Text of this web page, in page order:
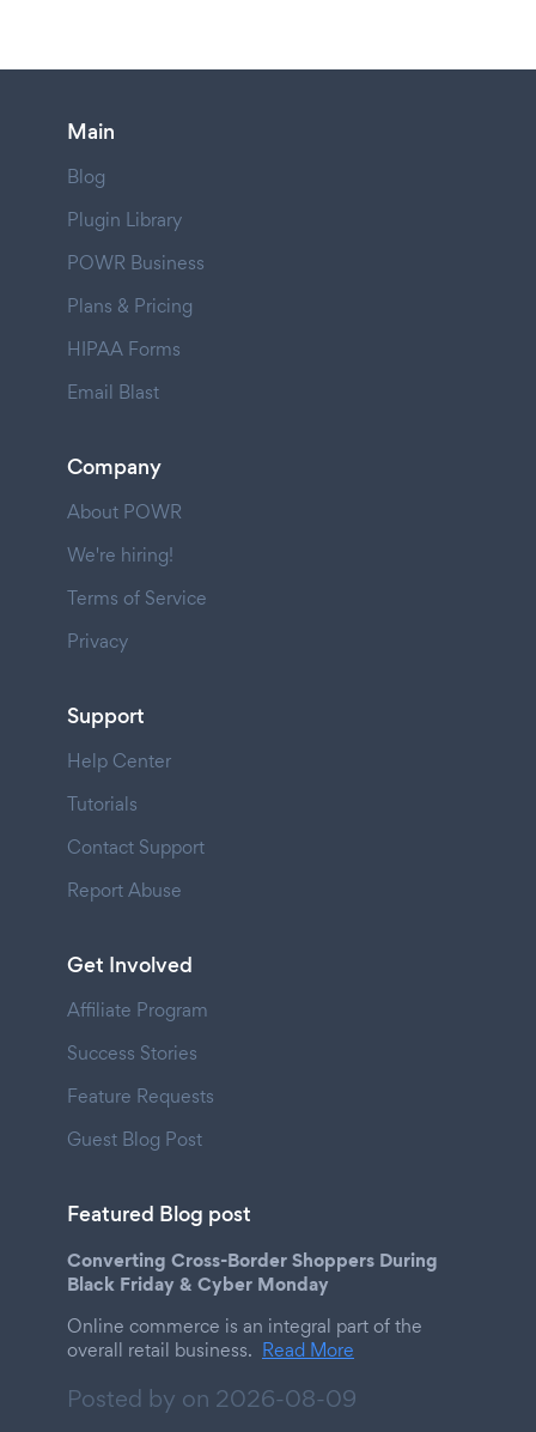
Main
Blog
Plugin Library
POWR Business
Plans & Pricing
HIPAA Forms
Email Blast
Company
About POWR
We're hiring!
Terms of Service
Privacy
Support
Help Center
Tutorials
Contact Support
Report Abuse
Get Involved
Affiliate Program
Success Stories
Feature Requests
Guest Blog Post
Featured Blog post
Converting Cross-Border Shoppers During
Black Friday & Cyber Monday
Online commerce is an integral part of the
overall retail business. Read More
Posted by on 2026-08-09